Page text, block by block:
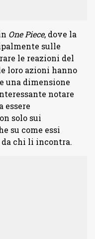
One Piece, dove la
sulle
le reazioni del
loro azioni hanno
una dimensione
notare
essere
solo sui
su come essi
chi li incontra.